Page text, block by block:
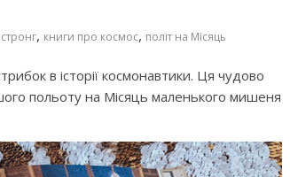
, книги про космос, політ на Місяць
в історії космонавтики. Ця чудово
польоту на Місяць маленького мишеня
Чарівні українські колискові
музика)